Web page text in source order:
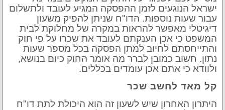
ישראל הנוגעים לזמן ההפסקה המגיע לעובד ולתשלום
עבור שעות נוספות. הדו"ח שניתן להפיק משעון
דיגיטלי מאפשר להראות במקרה של מחלוקת לבית
המשפט כי אכן הענקתם לעובד את שכרו על פי חוק
והתייחסתם לחיוב למתן הפסקה בכל מספר שעות
נתון. חשוב כמובן לברר מה אומר החוק כיום בנושא,
ולוודא כי אתם אכן עומדים בכללים.
קל מאד לחשב שכר
היתרון האחרון שיש לשעון זה הוא היכולת לתת דו"ח